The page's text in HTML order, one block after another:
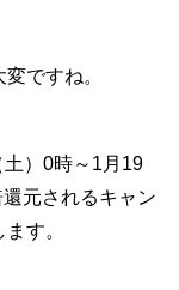
ですね。
）0時～1月19
元されるキャン
す。